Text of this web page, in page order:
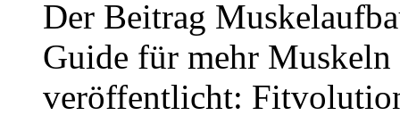
Der Beitrag
Guide für mehr Muskeln
veröffentlicht: